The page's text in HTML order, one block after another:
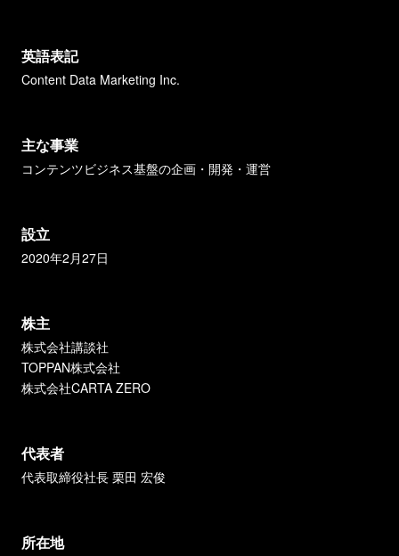
英語表記
Content Data Marketing Inc.
主な事業
コンテンツビジネス基盤の企画・開発・運営
設立
2020年2月27日
株主
株式会社講談社
TOPPAN株式会社
株式会社CARTA ZERO
代表者
代表取締役社長 栗田 宏俊
所在地